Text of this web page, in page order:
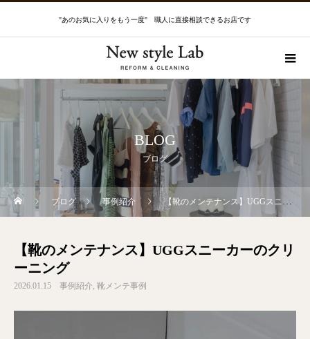
"あのお気に入りをもう一度" 職人に直接相談できるお店です
BLOG
ブログ
ブログ 事例紹介 【靴のメンテナンス】UGGスニーカーのクリーニング
【靴のメンテナンス】UGGスニーカーのクリ
ーニング
2026.01.15 事例紹介 靴メンテ事例